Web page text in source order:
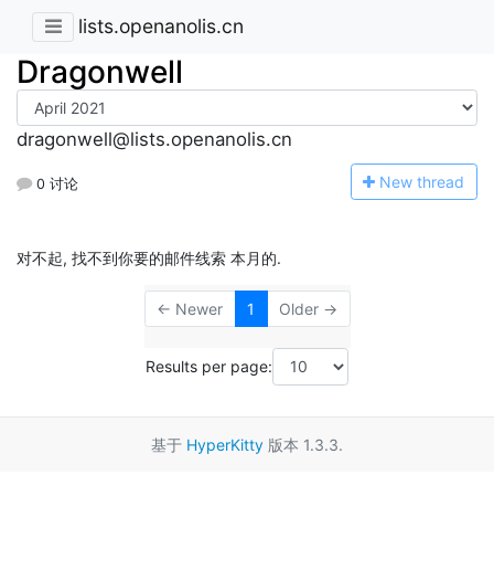
lists.openanolis.cn
Dragonwell
dragonwell@lists.openanolis.cn
0 讨论 New thread
对不起, 找不到你要的邮件线索 本月的.
← Newer 1 Older →
Results per page:
基于 HyperKitty 版本 1.3.3.